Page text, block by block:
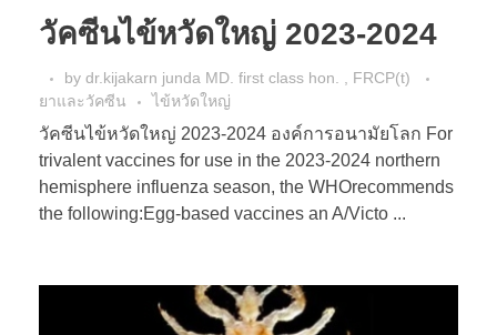
วัคซีนไข้หวัดใหญ่ 2023-2024
by dr.kijakarn junda MD. first class hon. , FRCP(t)
ยาและวัคซีน
ไข้หวัดใหญ่
วัคซีนไข้หวัดใหญ่ 2023-2024 องค์การอนามัยโลก For
trivalent vaccines for use in the 2023-2024 northern
hemisphere influenza season, the WHOrecommends
the following:Egg-based vaccines an A/Victo ...